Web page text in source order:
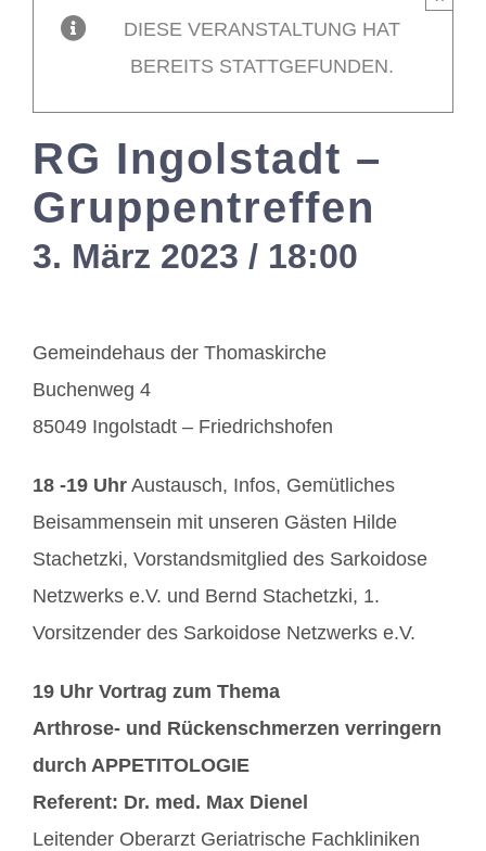
Mitglieder /
DIESE VERANSTALTUNG HAT
BEREITS STATTGEFUNDEN.
RG Ingolstadt –
Gruppentreffen
3. März 2023 / 18:00
Gemeindehaus der Thomaskirche
Buchenweg 4
85049 Ingolstadt – Friedrichshofen
18 -19 UhrAustausch, Infos, Gemütliches
Beisammensein mit unseren Gästen Hilde
Stachetzki, Vorstandsmitglied des Sarkoidose
Netzwerks e.V. und Bernd Stachetzki, 1.
Vorsitzender des Sarkoidose Netzwerks e.V.
19 Uhr Vortrag zum Thema
Arthrose- und Rückenschmerzen verringern
durch APPETITOLOGIE
Referent: Dr. med. Max Dienel
Leitender Oberarzt Geriatrische Fachkliniken